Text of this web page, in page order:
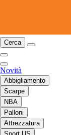
Cerca
Novità
Abbigliamento
Scarpe
NBA
Palloni
Attrezzatura